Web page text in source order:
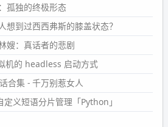
孤独的终极形态
想到过西西弗斯的膝盖状态？
嫂：真话者的悲剧
机的 headless 启动方式
合集 - 千万别惹女人
定义短语分片管理「Python」